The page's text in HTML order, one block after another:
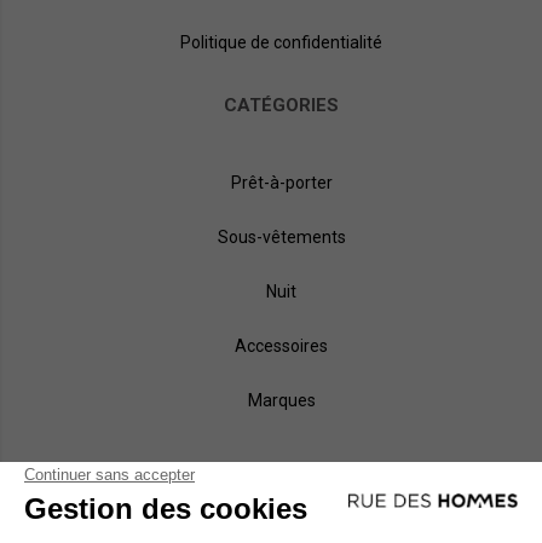
Politique de confidentialité
CATÉGORIES
Prêt-à-porter
Sous-vêtements
Nuit
Accessoires
Marques
NOS MÉTHODES DE PAIEMENT